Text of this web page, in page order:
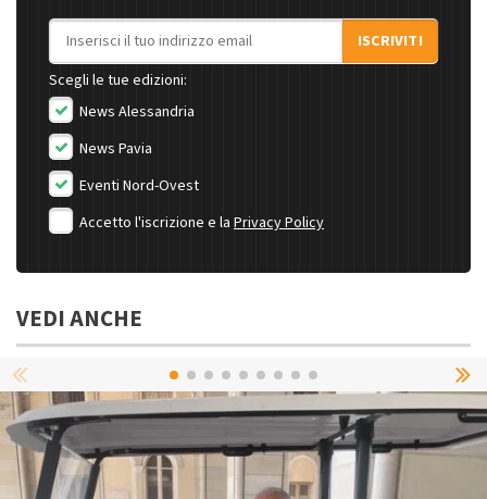
Indirizzo email
ISCRIVITI
Scegli le tue edizioni:
News Alessandria
News Pavia
Eventi Nord-Ovest
Accetto l'iscrizione e la Privacy Policy
VEDI ANCHE